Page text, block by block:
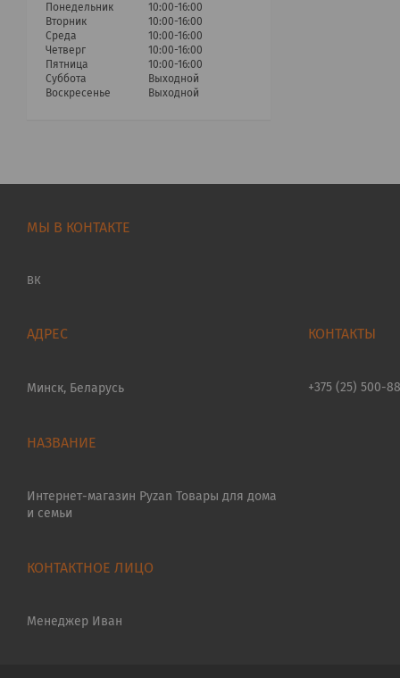
Понедельник
10:00-16:00
Вторник
10:00-16:00
Среда
10:00-16:00
Четверг
10:00-16:00
Пятница
10:00-16:00
Суббота
Выходной
Воскресенье
Выходной
МЫ В КОНТАКТЕ
ВК
Минск, Беларусь
Интернет-магазин Pyzan Товары для дома
и семьи
Менеджер Иван
+375 (25) 500-